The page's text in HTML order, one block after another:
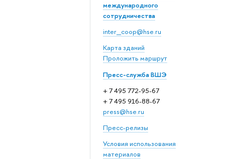
международного
сотрудничества
inter_coop@hse.ru
Карта зданий
Проложить маршрут
Пресс-служба ВШЭ
+ 7 495 772-95-67
+ 7 495 916-88-67
press@hse.ru
Пресс-релизы
Условия использования
материалов